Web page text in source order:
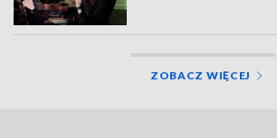
ZOBACZ WIĘCEJ